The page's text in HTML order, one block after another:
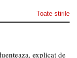
Toate stirile
explicat de